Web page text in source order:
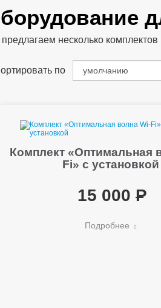
несколько комплектов
по
Комплект «Оптимальная
Fi» с установкой
15 000
Подробнее